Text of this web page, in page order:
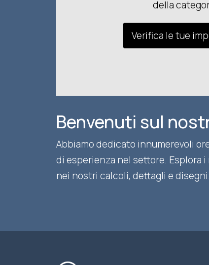
della
Verifica le tue
Benvenuti sul
Abbiamo dedicato innumerevoli
di esperienza nel settore.
nei nostri calcoli, dettagli e disegni.